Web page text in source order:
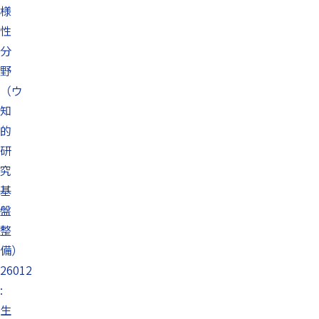
様
性
分
野
（ウ
知
的
研
究
基
盤
整
備）
26012
:
生